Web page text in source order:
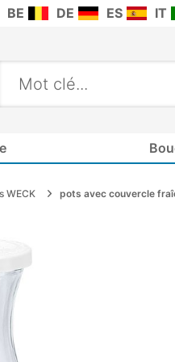
BE DE ES IT
WECK pots avec couvercle